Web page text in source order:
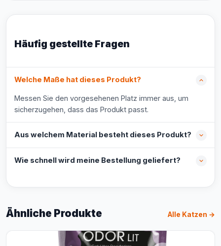
Häufig gestellte Fragen
Welche Maße hat dieses Produkt?
Messen Sie den vorgesehenen Platz immer aus, um
sicherzugehen, dass das Produkt passt.
Aus welchem Material besteht dieses Produkt?
Wie schnell wird meine Bestellung geliefert?
Ähnliche Produkte Alle Katzen →